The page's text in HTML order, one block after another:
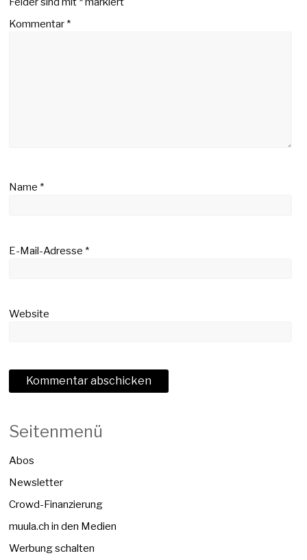
Kommentar*
Name*
E-Mail-Adresse*
Website
Seitenmenü
Abos
Newsletter
Crowd-Finanzierung
muula.ch in den Medien
Werbung schalten